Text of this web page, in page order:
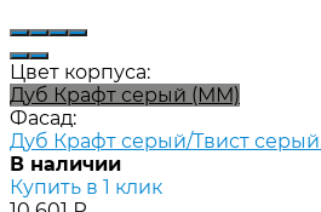
Цвет корпуса:
Дуб Крафт серый (ММ)
Фасад:
Дуб Крафт серый/Твист
В наличии
Купить в 1 клик